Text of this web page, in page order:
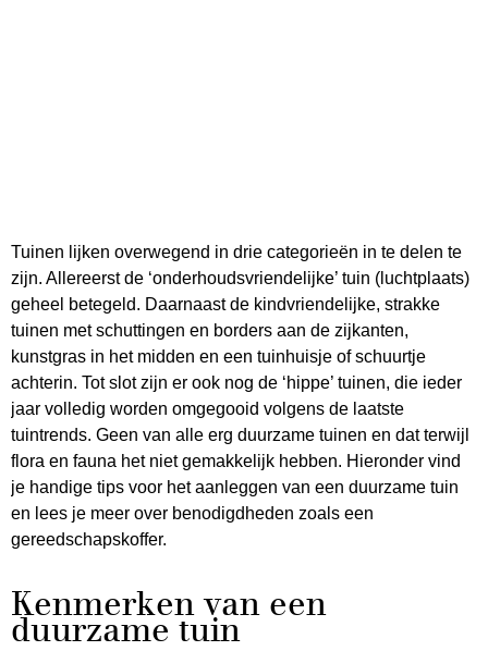
Tuinen lijken overwegend in drie categorieën in te delen te
zijn. Allereerst de ‘onderhoudsvriendelijke’ tuin (luchtplaats)
geheel betegeld. Daarnaast de kindvriendelijke, strakke
tuinen met schuttingen en borders aan de zijkanten,
kunstgras in het midden en een tuinhuisje of schuurtje
achterin. Tot slot zijn er ook nog de ‘hippe’ tuinen, die ieder
jaar volledig worden omgegooid volgens de laatste
tuintrends. Geen van alle erg duurzame tuinen en dat terwijl
flora en fauna het niet gemakkelijk hebben. Hieronder vind
je handige tips voor het aanleggen van een duurzame tuin
en lees je meer over benodigdheden zoals een
gereedschapskoffer.
Kenmerken van een
duurzame tuin